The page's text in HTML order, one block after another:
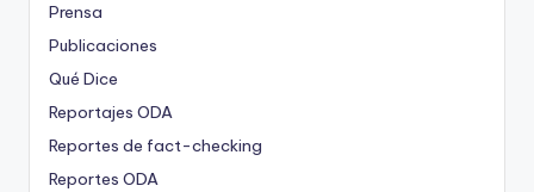
Prensa
Publicaciones
Qué Dice
Reportajes ODA
Reportes de fact-checking
Reportes ODA